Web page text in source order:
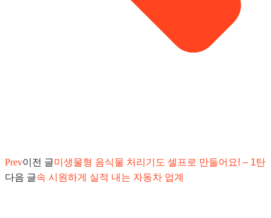
Prev이전 글미생물형 음식물 처리기도 셀프로 만들어요! – 1탄
다음 글속 시원하게 실적 내는 자동차 업계